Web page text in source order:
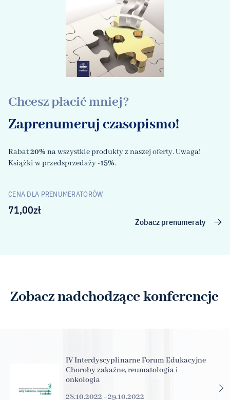
Chcesz płacić mniej?
Zaprenumeruj czasopismo!
Rabat20% na wszystkie produkty z naszej oferty. Uwaga!
Książki w przedsprzedaży-15%.
CENA DLA PRENUMERATORÓW
71,00zł
Zobacz prenumeraty
Zobacz nadchodzące konferencje
IV Interdyscyplinarne Forum Edukacyjne
Choroby zakaźne, reumatologia i
onkologia
28.10.2022 - 29.10.2022